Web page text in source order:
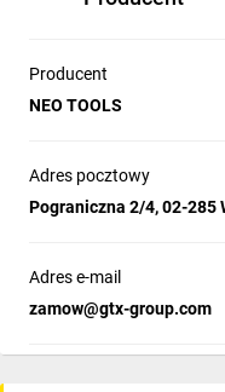
Producent
NEO TOOLS
Adres pocztowy
Pograniczna 2/4, 02-285
Adres e-mail
zamow@gtx-group.com